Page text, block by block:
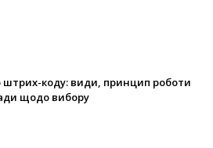
штрих-коду: види, принцип роботи
щодо вибору